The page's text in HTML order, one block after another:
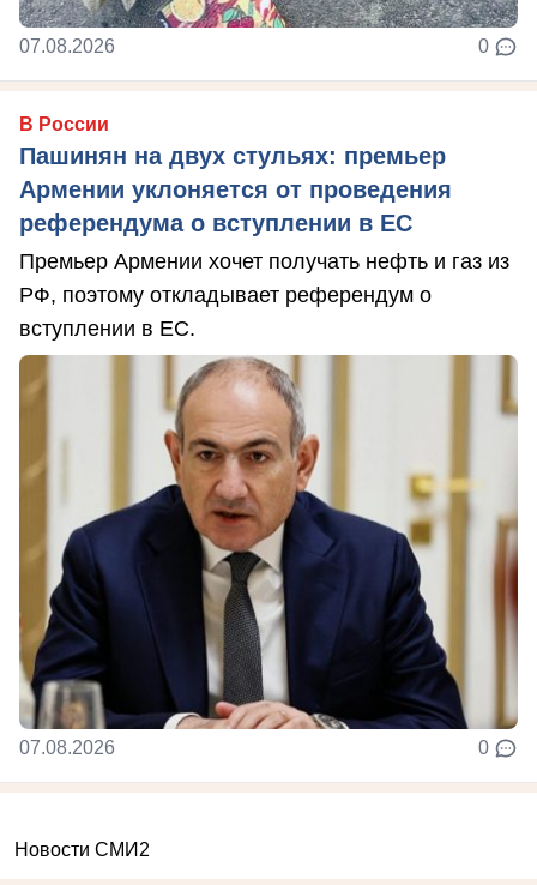
07.08.2026 0
В России
Пашинян на двух стульях: премьер
Армении уклоняется от проведения
референдума о вступлении в ЕС
Премьер Армении хочет получать нефть и газ из
РФ, поэтому откладывает референдум о
вступлении в ЕС.
07.08.2026 0
Новости СМИ2